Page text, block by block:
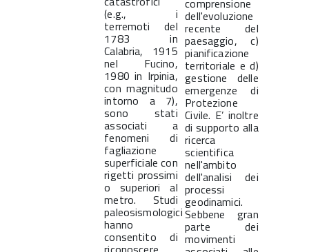
(e.g., i
terremoti del
1783 in
Calabria, 1915
nel Fucino,
1980 in Irpinia,
con magnitudo
intorno a 7),
sono stati
associati a
fenomeni di
fagliazione
superficiale con
rigetti prossimi
o superiori al
metro. Studi
paleosismologici
hanno
consentito di
comprensione
dell'evoluzione
recente del
paesaggio, c)
pianificazione
territoriale e d)
gestione delle
emergenze di
Protezione
Civile. E’ inoltre
di supporto alla
ricerca
scientifica
nell'ambito
dell'analisi dei
processi
geodinamici.
Sebbene gran
parte dei
movimenti